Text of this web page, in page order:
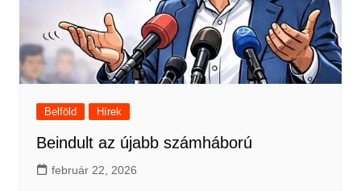
Belföld Hírek
Beindult az újabb számháború
február 22, 2026